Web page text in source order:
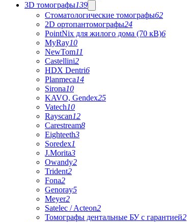
3D томографы139
Стоматологические томографы62
2D ортопантомографы24
PointNix для жилого дома (70 кВ)6
MyRay10
NewTom11
Castellini2
HDX Dentri6
Planmeca14
Sirona10
KAVO, Gendex25
Vatech10
Rayscan12
Carestream8
Eighteeth3
Soredex1
J.Morita3
Owandy2
Trident2
Fona2
Genoray5
Meyer2
Satelec / Acteon2
Томографы дентальные БУ с гарантией2